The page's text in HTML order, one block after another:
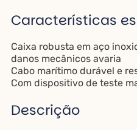
Características
Caixa robusta em aço
danos mecânicos avaria
Cabo marítimo durável e
Com dispositivo de teste
Descrição